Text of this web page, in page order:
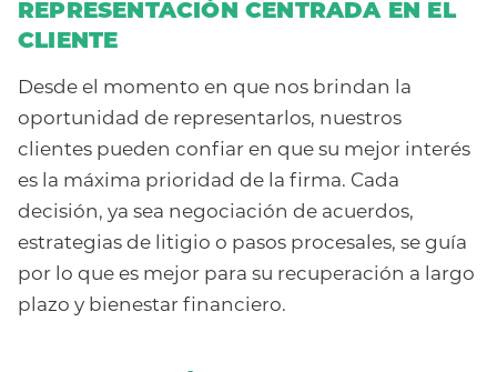
REPRESENTACIÓN CENTRADA EN EL
CLIENTE
Desde el momento en que nos brindan la
oportunidad de representarlos, nuestros
clientes pueden confiar en que su mejor interés
es la máxima prioridad de la firma. Cada
decisión, ya sea negociación de acuerdos,
estrategias de litigio o pasos procesales, se guía
por lo que es mejor para su recuperación a largo
plazo y bienestar financiero.